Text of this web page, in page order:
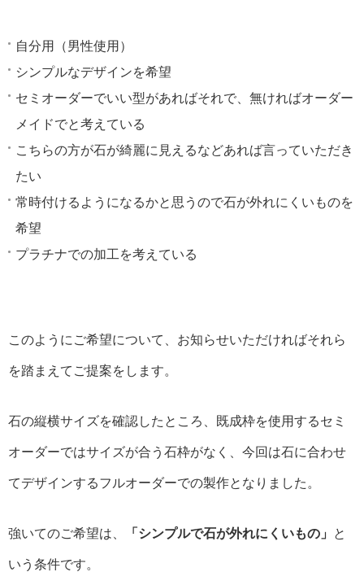
自分用（男性使用）
シンプルなデザインを希望
セミオーダーでいい型があればそれで、無ければオーダー
メイドでと考えている
こちらの方が石が綺麗に見えるなどあれば言っていただき
たい
常時付けるようになるかと思うので石が外れにくいものを
希望
プラチナでの加工を考えている
このようにご希望について、お知らせいただければそれら
を踏まえてご提案をします。
石の縦横サイズを確認したところ、既成枠を使用するセミ
オーダーではサイズが合う石枠がなく、今回は石に合わせ
てデザインするフルオーダーでの製作となりました。
強いてのご希望は、 「シンプルで石が外れにくいもの」 と
いう条件です。